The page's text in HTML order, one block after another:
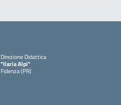
Direzione Didattica
"Ilaria Alpi"
Fidenza (PR)